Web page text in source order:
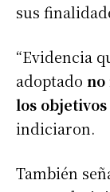
sus
“Evidencia
adoptado no
los objetivos
indiciaron.
También